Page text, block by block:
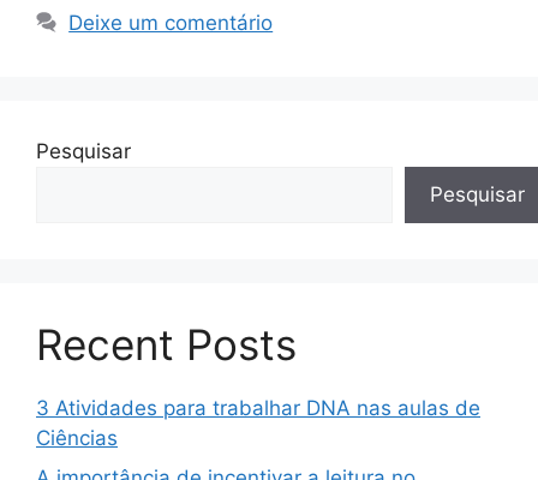
Deixe um comentário
Pesquisar
Pesquisar
Recent Posts
3 Atividades para trabalhar DNA nas aulas de
Ciências